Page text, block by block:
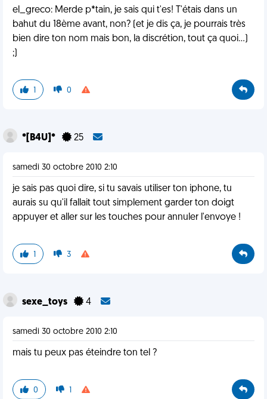
el_greco: Merde p*tain, je sais qui t'es! T'étais dans un
bahut du 18ème avant, non? (et je dis ça, je pourrais très
bien dire ton nom mais bon, la discrétion, tout ça quoi...)
;)
1 0
*[B4U]* 25
samedi 30 octobre 2010 2:10
je sais pas quoi dire, si tu savais utiliser ton iphone, tu
aurais su qu'il fallait tout simplement garder ton doigt
appuyer et aller sur les touches pour annuler l'envoye !
1 3
sexe_toys 4
samedi 30 octobre 2010 2:10
mais tu peux pas éteindre ton tel ?
0 1